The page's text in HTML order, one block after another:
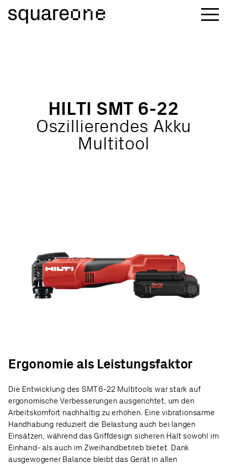
HILTI SMT 6-22
Oszillierendes Akku
Multitool
Ergonomie als Leistungsfaktor
Die Entwicklung des SMT 6-22 Multitools war stark auf
ergonomische Verbesserungen ausgerichtet, um den
Arbeitskomfort nachhaltig zu erhöhen. Eine vibrationsarme
Handhabung reduziert die Belastung auch bei langen
Einsätzen, während das Griffdesign sicheren Halt sowohl im
Einhand- als auch im Zweihandbetrieb bietet. Dank
ausgewogener Balance bleibt das Gerät in allen